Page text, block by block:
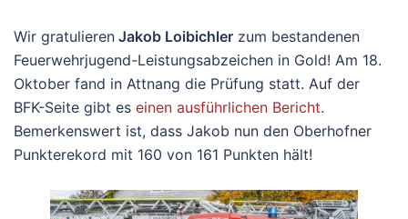
Wir gratulieren Jakob Loibichler zum bestandenen
Feuerwehrjugend-Leistungsabzeichen in Gold! Am 18.
Oktober fand in Attnang die Prüfung statt. Auf der
BFK-Seite gibt es einen ausführlichen Bericht.
Bemerkenswert ist, dass Jakob nun den Oberhofner
Punkterekord mit 160 von 161 Punkten hält!